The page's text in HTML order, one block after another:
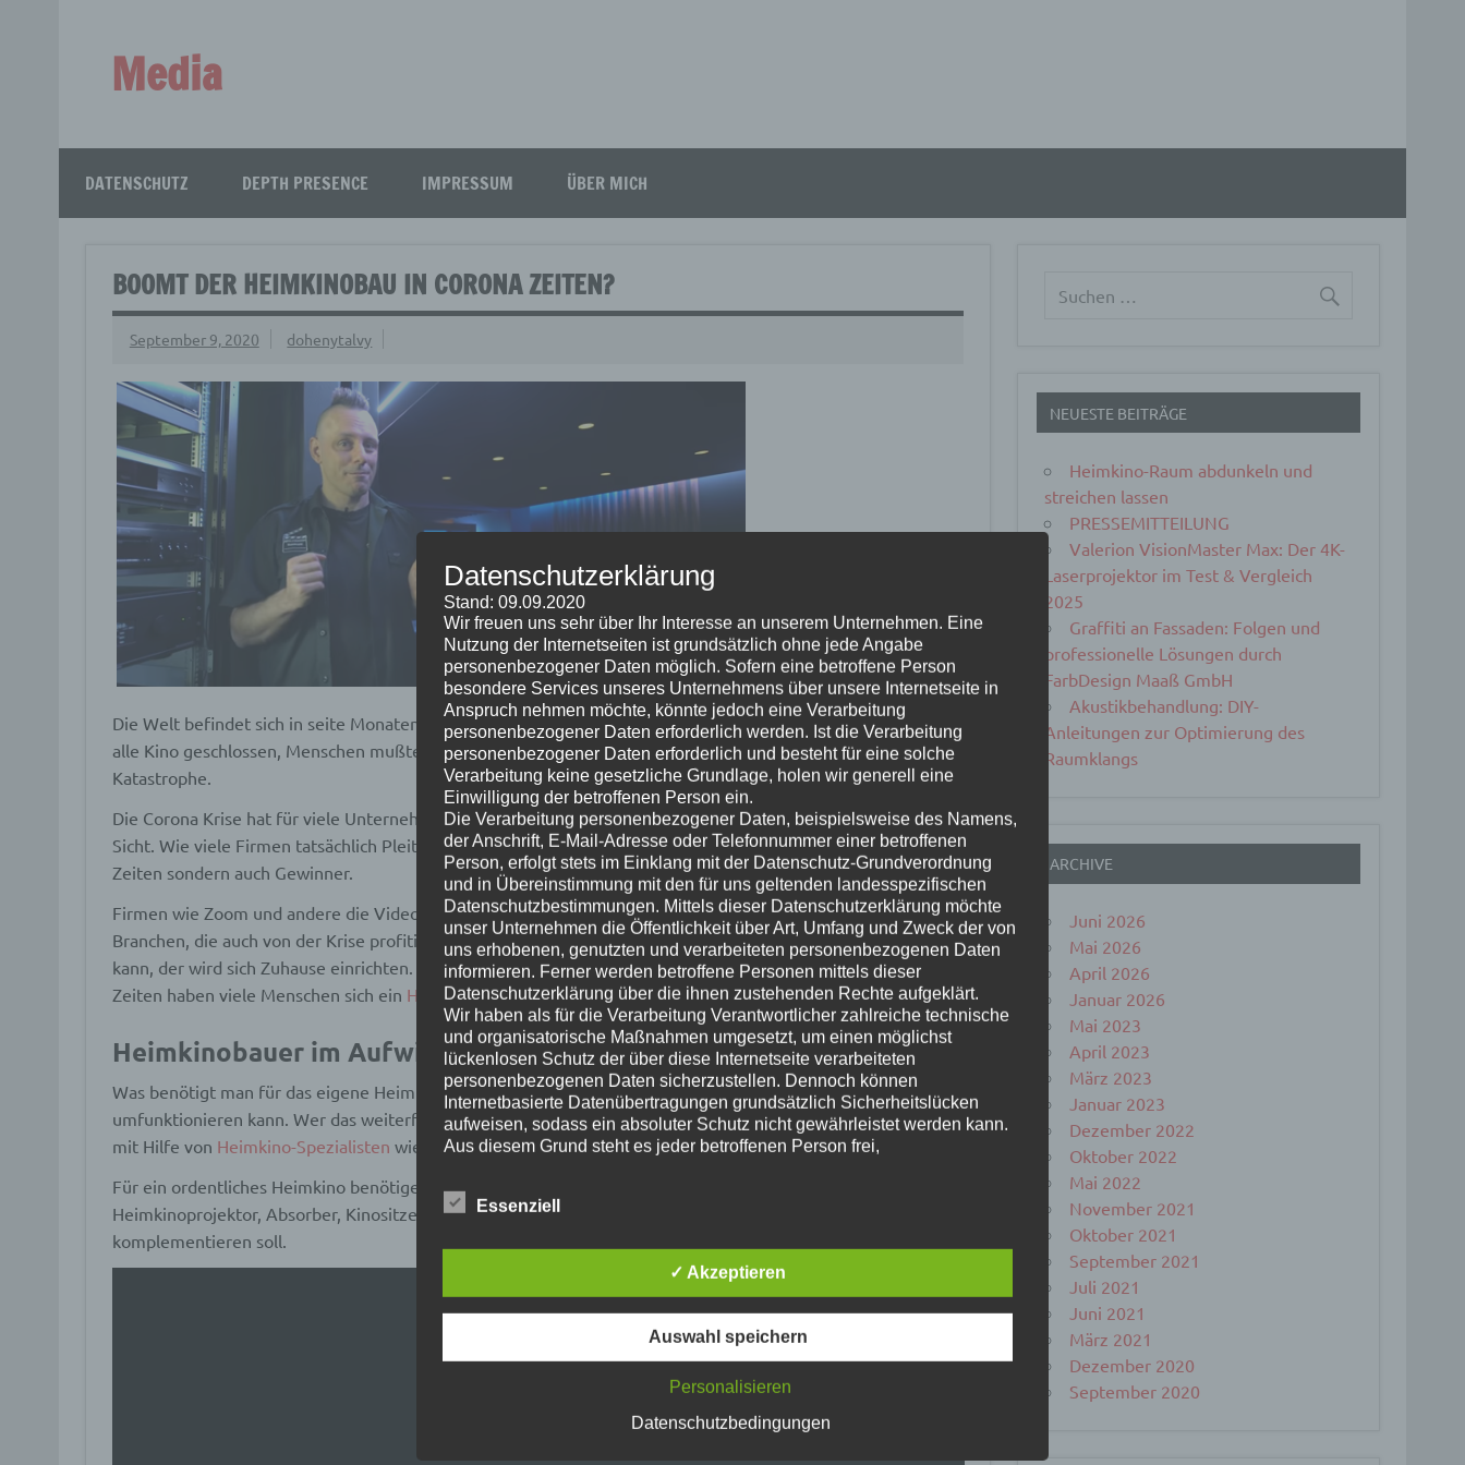
Media
DATENSCHUTZ DEPTH PRESENCE IMPRESSUM ÜBER MICH
BOOMT DER HEIMKINOBAU IN CORONA ZEITEN?
September 9, 2020 dohenytalvy
Die Welt befindet sich in seite Monaten in einer Ausnahme Zustand. Mit dem Lockdown in Deutschland sind
alle Kino geschlossen, Menschen mußten zwangsläufig Zuhause bleiben. Für das Kinogewerbe sicherlich eine
Katastrophe.
Die Corona Krise hat für viele Unternehmen katastrophale Auswirkung und das Ende ist noch lange nicht in
Sicht. Wie viele Firmen tatsächlich Pleite gehen werden wir noch sehen. Es gibt nicht nur Verlierer in diesen
Zeiten sondern auch Gewinner.
Firmen wie Zoom und andere die Videokonferenz-Software anbieten konnten von der Krise profitieren. Eine
Branchen, die auch von der Krise profitieren konnte, ist die Heimkinobranche, denn wer nicht herausgehen
kann, der wird sich Zuhause einrichten. Klar, dass auch Netflix eindeutig zu den Gewinnern gehört. In diesen
Zeiten haben viele Menschen sich ein Heimkino bauen lassen.
Heimkinobauer im Aufwind?
Was benötigt man für das eigene Heimkino? Wer sich das leisten kann, hat einen Raum, den er für ein Kino
umfunktionieren kann. Wer das weiterführen will, der baut sich ein Heimkino der Premiumklasse, und zwar
mit Hilfe von Heimkino-Spezialisten wie dieFa. Takeoff Media GmbH.
Für ein ordentliches Heimkino benötigen Sie die Technik, die miteinander abgestimmt ist. Zum Beispiel:
Heimkinoprojektor, Absorber, Kinositze, Teppiche für das Heimkino und Lautsprecher, die das ganze
komplementieren soll.
NEUESTE BEITRÄGE
Heimkino-Raum abdunkeln und
streichen lassen
PRESSEMITTEILUNG
Valerion VisionMaster Max: Der 4K-
Laserprojektor im Test & Vergleich
2025
Graffiti an Fassaden: Folgen und
professionelle Lösungen durch
FarbDesign Maaß GmbH
Akustikbehandlung: DIY-
Anleitungen zur Optimierung des
Raumklangs
ARCHIVE
Juni 2026
Mai 2026
April 2026
Januar 2026
Mai 2023
April 2023
März 2023
Januar 2023
Dezember 2022
Oktober 2022
Mai 2022
November 2021
Oktober 2021
September 2021
Juli 2021
Juni 2021
März 2021
Dezember 2020
September 2020
Datenschutzerklärung
Stand: 09.09.2020
Wir freuen uns sehr über Ihr Interesse an unserem Unternehmen. Eine
Nutzung der Internetseiten ist grundsätzlich ohne jede Angabe
personenbezogener Daten möglich. Sofern eine betroffene Person
besondere Services unseres Unternehmens über unsere Internetseite in
Anspruch nehmen möchte, könnte jedoch eine Verarbeitung
personenbezogener Daten erforderlich werden. Ist die Verarbeitung
personenbezogener Daten erforderlich und besteht für eine solche
Verarbeitung keine gesetzliche Grundlage, holen wir generell eine
Einwilligung der betroffenen Person ein.
Die Verarbeitung personenbezogener Daten, beispielsweise des Namens,
der Anschrift, E-Mail-Adresse oder Telefonnummer einer betroffenen
Person, erfolgt stets im Einklang mit der Datenschutz-Grundverordnung
und in Übereinstimmung mit den für uns geltenden landesspezifischen
Datenschutzbestimmungen. Mittels dieser Datenschutzerklärung möchte
unser Unternehmen die Öffentlichkeit über Art, Umfang und Zweck der von
uns erhobenen, genutzten und verarbeiteten personenbezogenen Daten
informieren. Ferner werden betroffene Personen mittels dieser
Datenschutzerklärung über die ihnen zustehenden Rechte aufgeklärt.
Wir haben als für die Verarbeitung Verantwortlicher zahlreiche technische
und organisatorische Maßnahmen umgesetzt, um einen möglichst
lückenlosen Schutz der über diese Internetseite verarbeiteten
personenbezogenen Daten sicherzustellen. Dennoch können
Internetbasierte Datenübertragungen grundsätzlich Sicherheitslücken
aufweisen, sodass ein absoluter Schutz nicht gewährleistet werden kann.
Aus diesem Grund steht es jeder betroffenen Person frei,
telefonisch, an uns zu übermitteln.
Die Datenschutzerklärung beruht auf den Begrifflichkeiten, die durch den
Datenschutz-Grundverordnung (DS-GVO) verwendet wurden. Unsere
Datenschutzerklärung soll sowohl für die Öffentlichkeit als auch für unsere
Kunden und Geschäftspartner einfach lesbar und verständlich sein. Um
Essenziell
✓ Akzeptieren
Auswahl speichern
Personalisieren
Datenschutzbedingungen